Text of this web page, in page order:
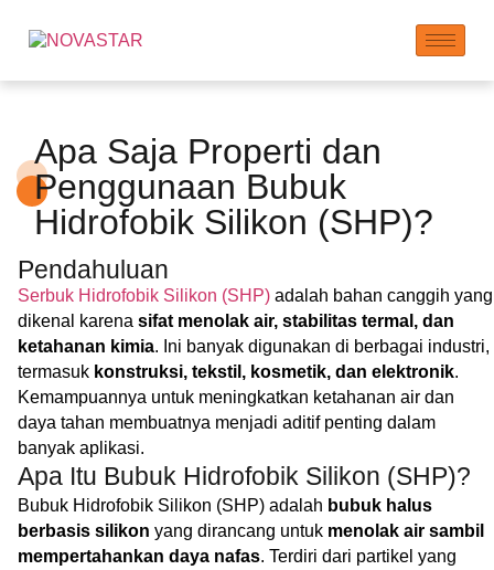
Apa Saja Properti dan
Penggunaan Bubuk
Hidrofobik Silikon (SHP)?
Pendahuluan
Serbuk Hidrofobik Silikon (SHP) adalah bahan canggih yang
dikenal karena sifat menolak air, stabilitas termal, dan
ketahanan kimia. Ini banyak digunakan di berbagai industri,
termasuk konstruksi, tekstil, kosmetik, dan elektronik.
Kemampuannya untuk meningkatkan ketahanan air dan
daya tahan membuatnya menjadi aditif penting dalam
banyak aplikasi.
Apa Itu Bubuk Hidrofobik Silikon (SHP)?
Bubuk Hidrofobik Silikon (SHP) adalah bubuk halus
berbasis silikon yang dirancang untuk menolak air sambil
mempertahankan daya nafas. Terdiri dari partikel yang